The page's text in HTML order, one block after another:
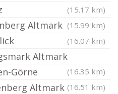
(15.17 km)
Altmark (15.99 km)
(16.07 km)
Altmark
(16.35 km)
Görne
(16.51 km)
Altmark